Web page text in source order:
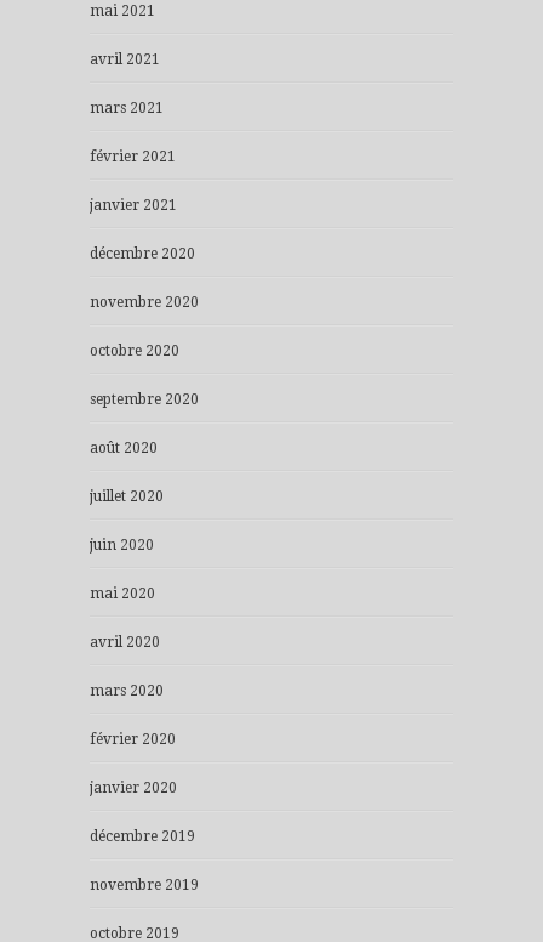
mai 2021
avril 2021
mars 2021
février 2021
janvier 2021
décembre 2020
novembre 2020
octobre 2020
septembre 2020
août 2020
juillet 2020
juin 2020
mai 2020
avril 2020
mars 2020
février 2020
janvier 2020
décembre 2019
novembre 2019
octobre 2019